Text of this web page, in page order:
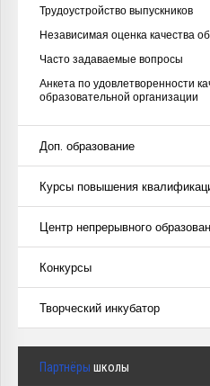
Трудоустройство выпускников
Независимая оценка качества
Часто задаваемые вопросы
Анкета по удовлетворенности
образовательной организации
Доп. образование
Курсы повышения
Центр непрерывного
Конкурсы
Творческий инкубатор
Партнёры школы